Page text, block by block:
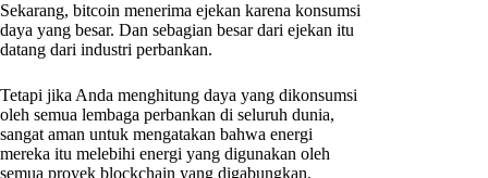
Sekarang, bitcoin menerima ejekan karena konsumsi
daya yang besar. Dan sebagian besar dari ejekan itu
datang dari industri perbankan.
Tetapi jika Anda menghitung daya yang dikonsumsi
oleh semua lembaga perbankan di seluruh dunia,
sangat aman untuk mengatakan bahwa energi
mereka itu melebihi energi yang digunakan oleh
semua proyek blockchain yang digabungkan.